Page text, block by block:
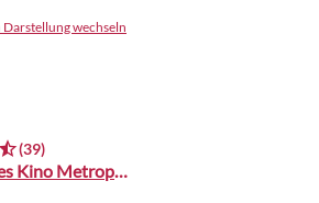
Darstellung wechseln
(39)
Kommunales Kino Metropolis